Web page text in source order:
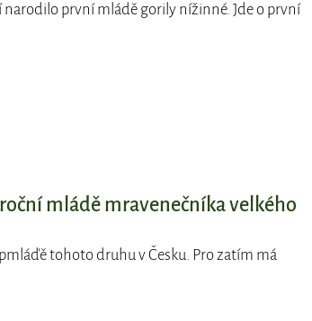
narodilo první mládě gorily nížinné. Jde o první
mládě mravenečníka velkého
tohoto druhu v Česku. Pro zatím má